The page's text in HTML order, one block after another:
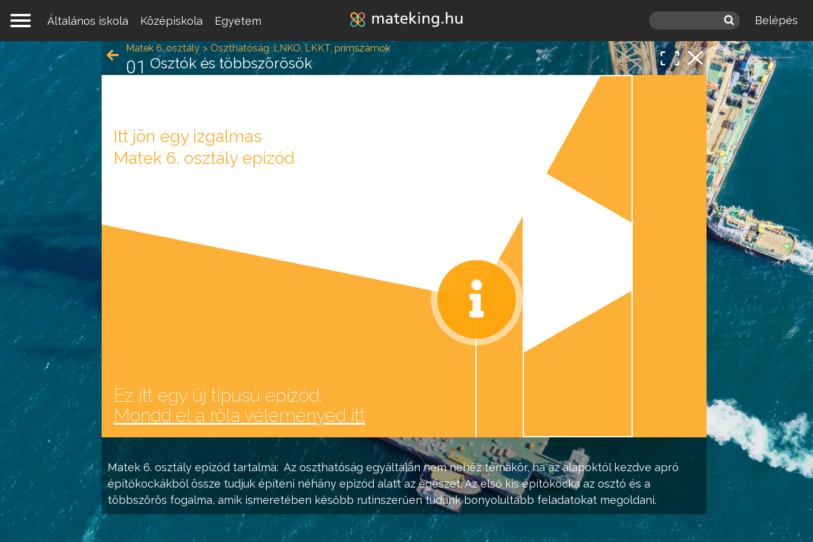
Jump to navigation
Általános iskola
Középiskola Egyetem Belépés
Matek 6. osztály epizód tartalma: Az oszthatóság egyáltalán nem nehéz témakör, ha az alapoktól kezdve apró
építőkockákból össze tudjuk építeni néhány epizód alatt az egészet. Az első kis építőkocka az osztó és a
többszörös fogalma, amik ismeretében később rutinszerűen tudunk bonyolultabb feladatokat megoldani.
Matek 6. osztály Oszthatóság, LNKO, LKKT, prímszámok
Osztók és többszörösök
01
Itt jön egy izgalmas
Matek 6. osztály epizód
Ez itt egy új típusú epizód.
Mondd el a róla véleményed itt